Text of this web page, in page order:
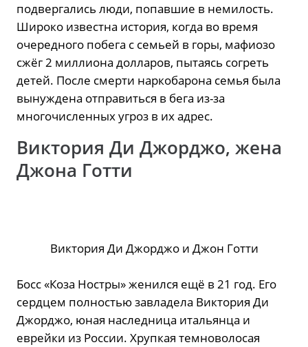
подвергались люди, попавшие в немилость.
Широко известна история, когда во время
очередного побега с семьей в горы, мафиозо
сжёг 2 миллиона долларов, пытаясь согреть
детей. После смерти наркобарона семья была
вынуждена отправиться в бега из-за
многочисленных угроз в их адрес.
Виктория Ди Джорджо, жена
Джона Готти
Виктория Ди Джорджо и Джон Готти
Босс «Коза Ностры» женился ещё в 21 год. Его
сердцем полностью завладела Виктория Ди
Джорджо, юная наследница итальянца и
еврейки из России. Хрупкая темноволосая